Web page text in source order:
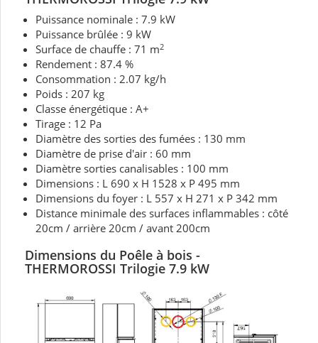
Puissance nominale : 7.9 kW
Puissance brûlée : 9 kW
Surface de chauffe : 71 m2
Rendement : 87.4 %
Consommation : 2.07 kg/h
Poids : 207 kg
Classe énergétique : A+
Tirage : 12 Pa
Diamètre des sorties des fumées : 130 mm
Diamètre de prise d'air : 60 mm
Diamètre sorties canalisables : 100 mm
Dimensions : L 690 x H 1528 x P 495 mm
Dimensions du foyer : L 557 x H 271 x P 342 mm
Distance minimale des surfaces inflammables : côté
20cm / arrière 20cm / avant 200cm
Dimensions du Poêle à bois -
THERMOROSSI Trilogie 7.9 kW